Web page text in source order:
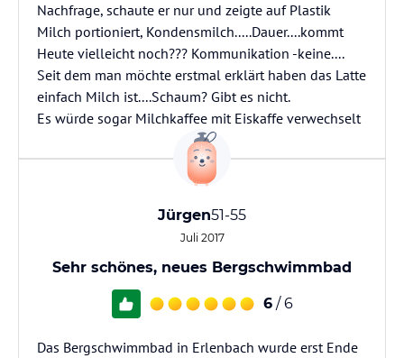
Nachfrage, schaute er nur und zeigte auf Plastik
Milch portioniert, Kondensmilch.....Dauer....kommt
Heute vielleicht noch??? Kommunikation -keine....
Seit dem man möchte erstmal erklärt haben das Latte
einfach Milch ist....Schaum? Gibt es nicht.
Es würde sogar Milchkaffee mit Eiskaffe verwechselt
Jürgen51-55
Juli 2017
Sehr schönes, neues Bergschwimmbad
6 / 6
Das Bergschwimmbad in Erlenbach wurde erst Ende